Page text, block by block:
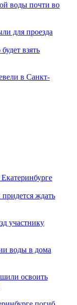
воды почти во
для проезда
взять
в Санкт-
ждать
участнику
воды в дома
освоить